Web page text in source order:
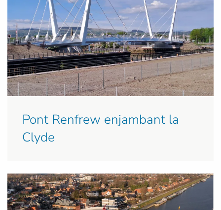
Pont Renfrew enjambant la
Clyde